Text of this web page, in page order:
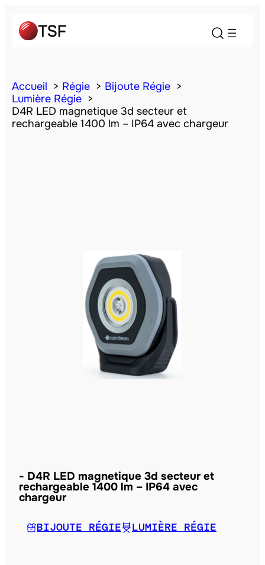
Accueil Régie
Bijoute Régie
Lumière Régie
D4R LED magnetique 3d secteur et
rechargeable 1400 lm – IP64 avec chargeur
D4R LED magnetique 3d secteur et
rechargeable 1400 lm – IP64 avec
chargeur
BIJOUTE RÉGIE LUMIÈRE RÉGIE